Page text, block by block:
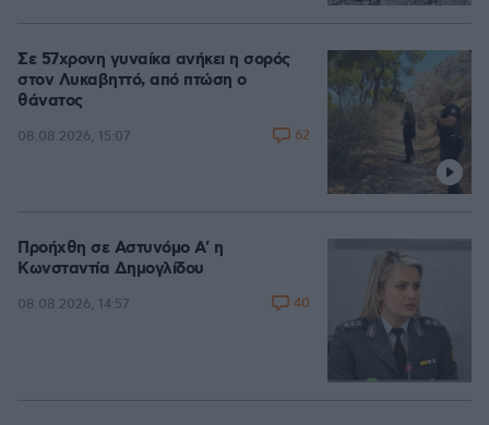
Σε 57χρονη γυναίκα ανήκει η σορός
στον Λυκαβηττό, από πτώση ο
θάνατος
08.08.2026, 15:07 62
Προήχθη σε Αστυνόμο Α' η
Κωνσταντία Δημογλίδου
08.08.2026, 14:57 40